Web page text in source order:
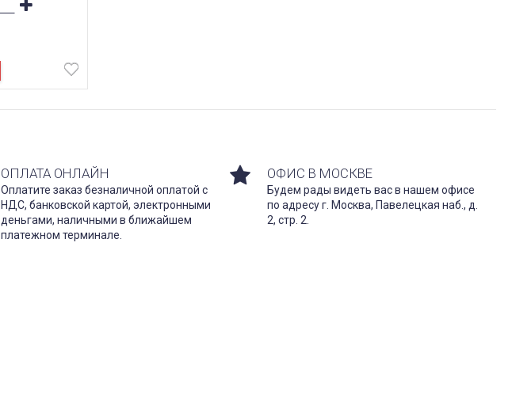
ОПЛАТА ОНЛАЙН
Оплатите заказ безналичной оплатой с
НДС, банковской картой, электронными
деньгами, наличными в ближайшем
платежном терминале.
ОФИС В МОСКВЕ
Будем рады видеть вас в нашем офисе
по адресу г. Москва, Павелецкая наб., д.
2, стр. 2.